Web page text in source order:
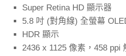
Super Retina HD 顯示器
5.8 吋 (對角線) 全螢幕
HDR 顯示
2436 x 1125 像素，458 ppi